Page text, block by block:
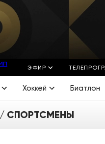
ЭФИР
Хоккей Биатлон
СПОРТСМЕНЫ